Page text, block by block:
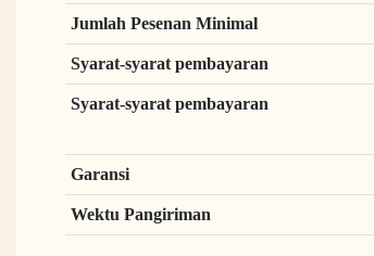
Jumlah Pesenan Minimal
Syarat-syarat pembayaran
Syarat-syarat pembayaran
Garansi
Wektu Pangiriman